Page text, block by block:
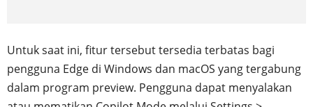
Untuk saat ini, fitur tersebut tersedia terbatas bagi
pengguna Edge di Windows dan macOS yang tergabung
dalam program preview. Pengguna dapat menyalakan